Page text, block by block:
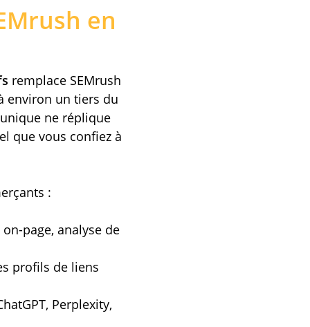
en
remplace SEMrush
environ un tiers du
ne réplique
que vous confiez à
:
page, analyse de
profils de liens
Perplexity,